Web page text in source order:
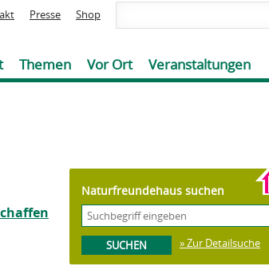
Presse Shop
Themen Vor Ort Veranstaltungen
Naturfreundehaus suchen
» Zur Detailsuche